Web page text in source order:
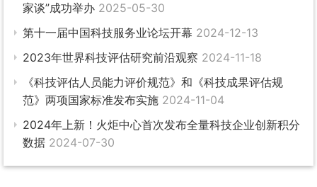
家谈”成功举办 2025-05-30
第十一届中国科技服务业论坛开幕 2024-12-13
2023年世界科技评估研究前沿观察 2024-11-18
《科技评估人员能力评价规范》和《科技成果评估规
范》两项国家标准发布实施 2024-11-04
2024年上新！火炬中心首次发布全量科技企业创新积分
数据 2024-07-30